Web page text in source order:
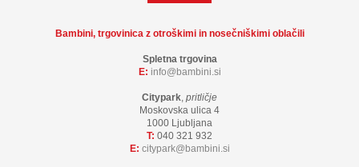
Bambini, trgovinica z otroškimi in nosečniškimi oblačili
Spletna trgovina
E: info bambini.si
Citypark, pritličje
Moskovska ulica 4
1000 Ljubljana
T: 040 321 932
E: citypark bambini.si